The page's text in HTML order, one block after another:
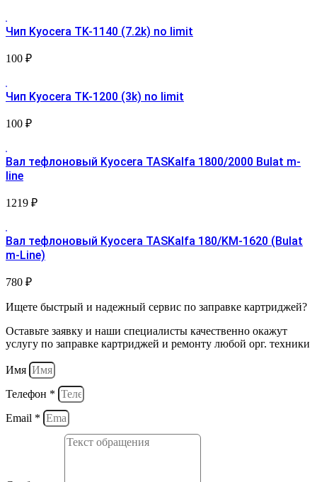
Чип Kyocera TK-1140 (7.2k) no limit
100 ₽
Чип Kyocera TK-1200 (3k) no limit
100 ₽
Вал тефлоновый Kyocera TASKalfa 1800/2000 Bulat m-
line
1219 ₽
Вал тефлоновый Kyocera TASKalfa 180/KM-1620 (Bulat
m-Line)
780 ₽
Ищете быстрый и надежный сервис по заправке картриджей?
Оставьте заявку и наши специалисты качественно окажут
услугу по заправке картриджей и ремонту любой орг. техники
Имя
Телефон *
Email *